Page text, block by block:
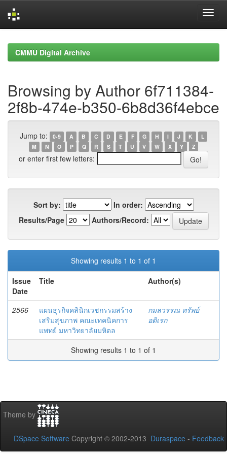
navigationCMMU Digital Archive
Browsing by Author 6f711384-
2f8b-474e-b350-6b8d36f4ebce
Jump to: 0-9 A B C D E F G H I J K
L
M
N O P Q R S T U V W X Y Z
or enter first few letters:
Sort by:
In order:
Results/Page
Authors/Record:
Showing results 1 to 1 of 1
Issue
Date
Title Author(s)
2566
แผนธุรกิจคลินิกเวชกรรมสร้าง
เสริมสุขภาพ คณะเทคนิคการ
แพทย์ มหาวิทยาลัยมหิดล
กมลวรรณ ทรัพย์
อดิเรก
Showing results 1 to 1 of 1
Theme by
DSpace Software Copyright © 2002-2013 Duraspace - Feedback